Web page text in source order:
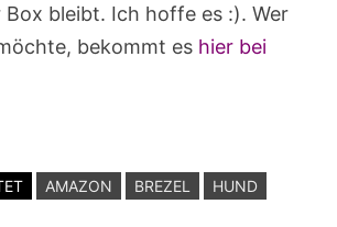
bleibt. Ich hoffe es :). Wer
bekommt es hier bei
AMAZON BREZEL
HUND